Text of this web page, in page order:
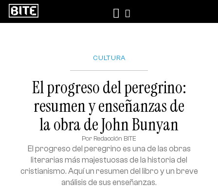
CULTURA
El progreso del peregrino:
resumen y enseñanzas de
la obra de John Bunyan
Por Redacción BITE
El progreso del peregrino es una de las obras
literarias más majestuosas de la historia del
cristianismo. Aquí un resumen del libro y un breve
análisis de sus enseñanzas.